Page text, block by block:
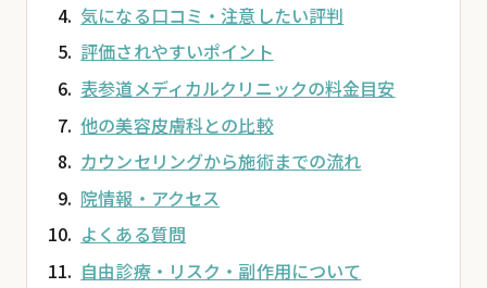
気になる口コミ・注意したい評判
評価されやすいポイント
表参道メディカルクリニックの料金目安
他の美容皮膚科との比較
カウンセリングから施術までの流れ
院情報・アクセス
よくある質問
自由診療・リスク・副作用について